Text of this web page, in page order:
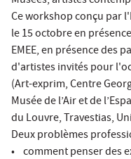
Ce workshop conçu par
le 15 octobre en
EMEE, en présence des
d'artistes invités pour
(Art-exprim, Centre
Musée de l’Air et de
du Louvre, Travestias,
Deux problèmes
• comment penser des